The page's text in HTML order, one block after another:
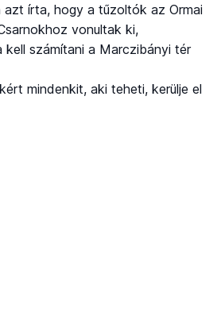
írta, hogy a tűzoltók az Ormai
vonultak ki,
kell számítani a Marczibányi tér
mindenkit, aki teheti, kerülje el